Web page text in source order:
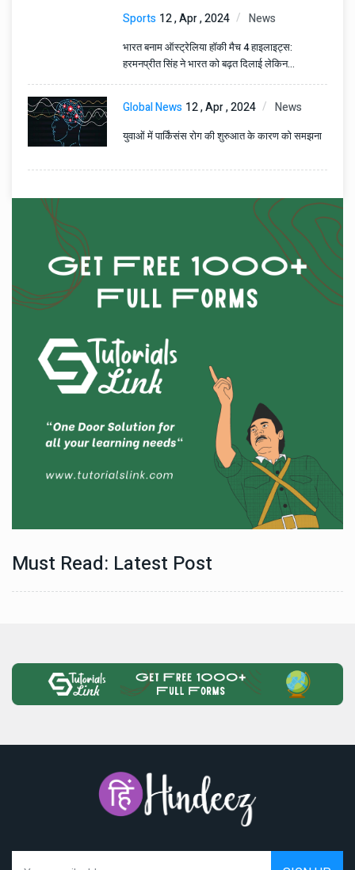
Sports 12 , Apr , 2024 News
भारत बनाम ऑस्ट्रेलिया हॉकी मैच 4 हाइलाइट्स:
हरमनप्रीत सिंह ने भारत को बढ़त दिलाई लेकिन
ऑस्ट्रेलियाई टीम ने इसे एक बार फिर पलट दिया
Global News 12 , Apr , 2024 News
युवाओं में पार्किंसंस रोग की शुरुआत के कारण को समझना
Must Read: Latest Post